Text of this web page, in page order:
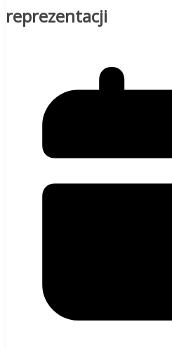
reprezentacji